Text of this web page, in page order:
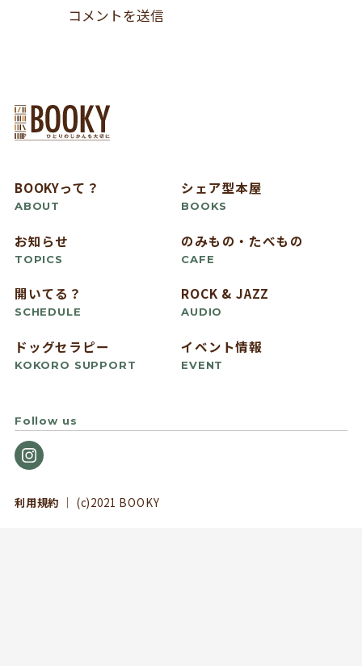
BOOKYって？
ABOUT
シェア型本屋
BOOKS
お知らせ
TOPICS
のみもの・たべもの
CAFE
開いてる？
SCHEDULE
ROCK & JAZZ
AUDIO
ドッグセラピー
KOKORO SUPPORT
イベント情報
EVENT
Follow us
利用規約 ｜ (c)2021 BOOKY